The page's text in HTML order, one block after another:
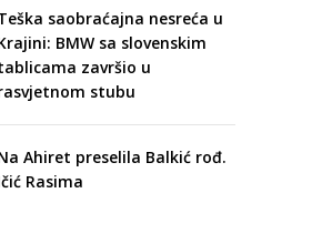
saobraćajna nesreća u
BMW sa slovenskim
završio u
stubu
Ahiret preselila Balkić rođ.
Rasima